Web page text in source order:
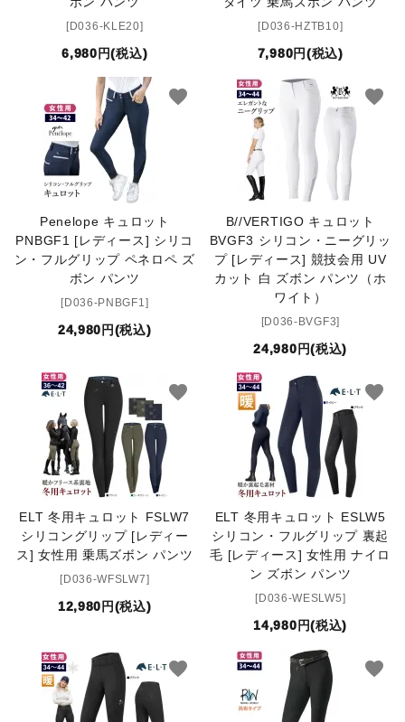
[D036-KLE20]
6,980円(税込)
[D036-HZTB10]
7,980円(税込)
Penelope キュロット
PNBGF1 [レディース] シリコ
ン・フルグリップ ペネロペ ズ
ボン パンツ
[D036-PNBGF1]
24,980円(税込)
favorite
B//VERTIGO キュロット
BVGF3 シリコン・ニーグリッ
プ [レディース] 競技会用 UV
カット 白 ズボン パンツ（ホ
ワイト）
[D036-BVGF3]
24,980円(税込)
favorite
ELT 冬用キュロット FSLW7
シリコングリップ [レディー
ス] 女性用 乗馬ズボン パンツ
[D036-WFSLW7]
12,980円(税込)
favorite
ELT 冬用キュロット ESLW5
シリコン・フルグリップ 裏起
毛 [レディース] 女性用 ナイロ
ン ズボン パンツ
[D036-WESLW5]
14,980円(税込)
favorite
favorite favorite